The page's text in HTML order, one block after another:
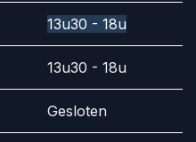
13u30 - 18u
13u30 - 18u
Gesloten